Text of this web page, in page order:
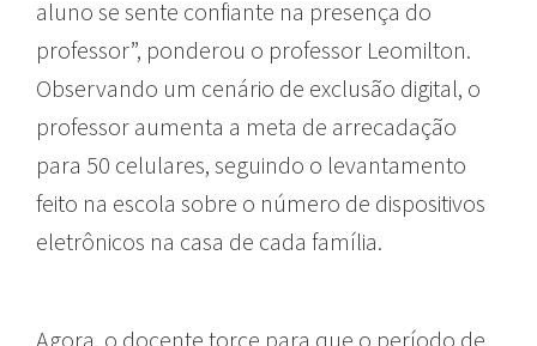
aluno se sente confiante na presença do
professor”, ponderou o professor Leomilton.
Observando um cenário de exclusão digital, o
professor aumenta a meta de arrecadação
para 50 celulares, seguindo o levantamento
feito na escola sobre o número de dispositivos
eletrônicos na casa de cada família.
Agora, o docente torce para que o período de